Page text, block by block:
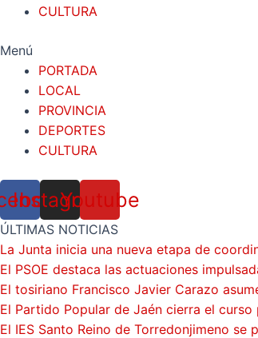
CULTURA
Menú
PORTADA
LOCAL
PROVINCIA
DEPORTES
CULTURA
Instagram
Youtube
ÚLTIMAS NOTICIAS
La Junta inicia una nueva etapa de
El PSOE destaca las actuaciones
El tosiriano Francisco Javier Carazo
El Partido Popular de Jaén cierra el
El IES Santo Reino de Torredonjimeno